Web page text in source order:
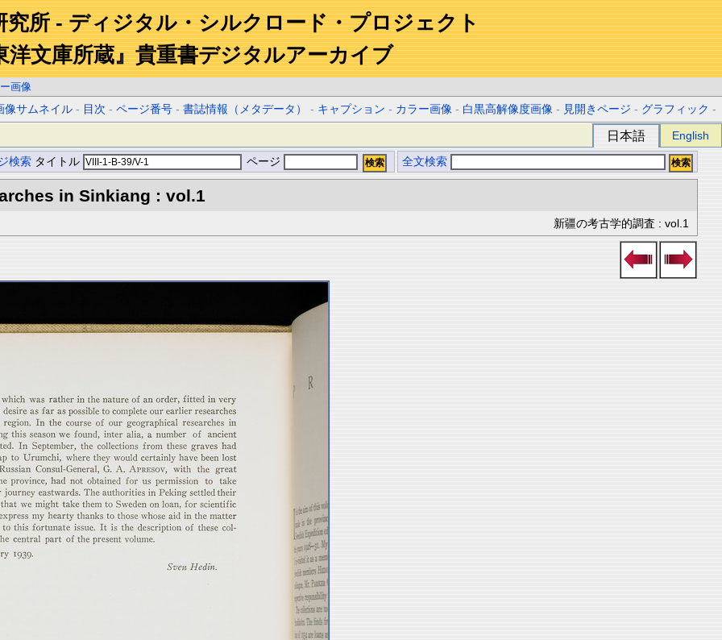
究所 - ディジタル・シルクロード・プロジェクト
洋文庫所蔵』貴重書デジタルアーカイブ
画像
像サムネイル - 目次 -ページ番号 -書誌情報（メタデータ） - キャプション - カラー画像 - 白黒高解像度画像 - 見開きページ - グラフィック -
日本語 English
検索 タイトル ページ 全文検索
in Sinkiang : vol.1
新疆の考古学的調査 : vol.1